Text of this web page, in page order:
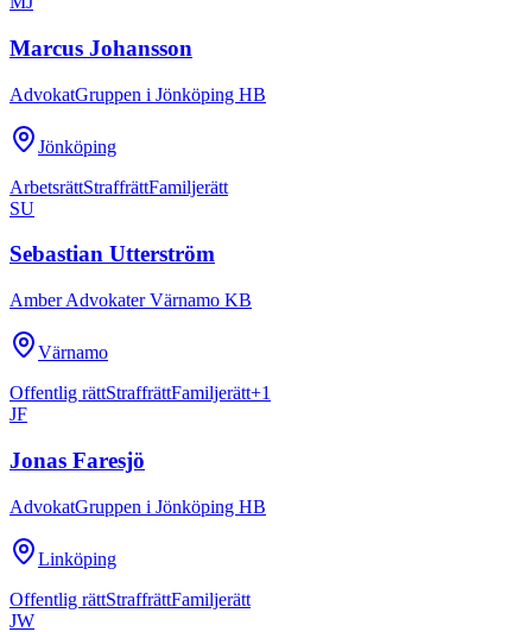
Marcus Johansson
AdvokatGruppen i Jönköping HB
Jönköping
ArbetsrättStraffrättFamiljerätt
SU
Sebastian Utterström
Amber Advokater Värnamo KB
Värnamo
Offentlig rättStraffrättFamiljerätt+1
JF
Jonas Faresjö
AdvokatGruppen i Jönköping HB
Linköping
Offentlig rättStraffrättFamiljerätt
JW